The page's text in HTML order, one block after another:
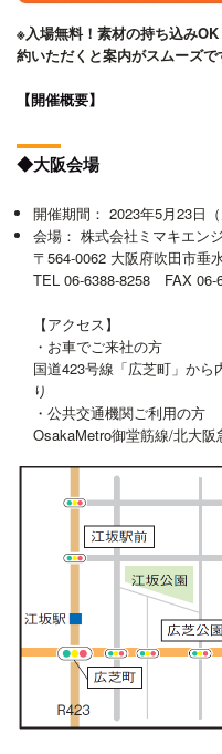
※入場無料！素材の持ち込み
約いただくと案内がスムーズで
【開催概要】
◆大阪会場
開催期間： 2023年5月23日
会場： 株式会社ミマキエン
〒564-0062 大阪府吹田市垂
TEL 06-6388-8258 FAX 06-
【アクセス】
・お車でご来社の方
国道423号線「広芝町」か
り
・公共交通機関ご利用の方
OsakaMetro御堂筋線/北大